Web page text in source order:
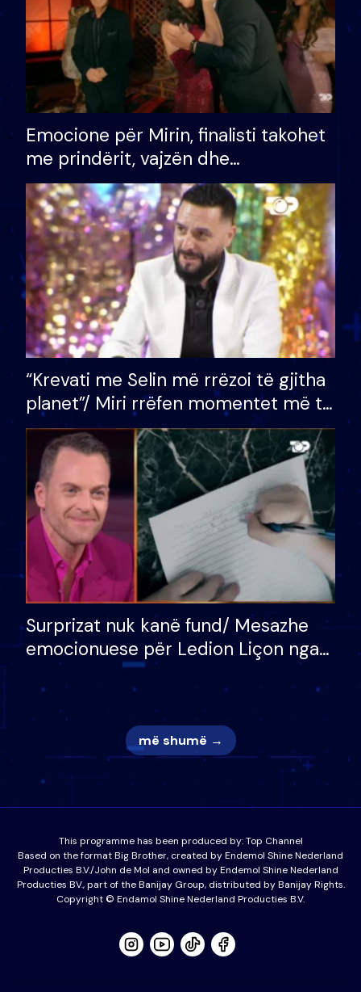
Emocione për Mirin, finalisti takohet
me prindërit, vajzën dhe
bashkëshorten: S’kemi ndonjë letër
divorci apo jo?
“Krevati me Selin më rrëzoi të gjitha
planet”/ Miri rrëfen momentet më të
bukura në shtëpinë e BB VIP: Do më
mungojë zilja e mëngjesit kur…
Surprizat nuk kanë fund/ Mesazhe
emocionuese për Ledion Liçon nga
nëna dhe fëmijët e tij, moderatori
nuk i mban dot lotët: Nuk meritoj…
më shumë →
This programme has been produced by:Top Channel
Based on the format Big Brother, created by Endemol Shine Nederland
Producties B.V./John de Mol and owned by Endemol Shine Nederland
Producties BV., part of the Banijay Group, distributed by Banijay Rights.
Copyright © Endamol Shine Nederland Producties B.V.